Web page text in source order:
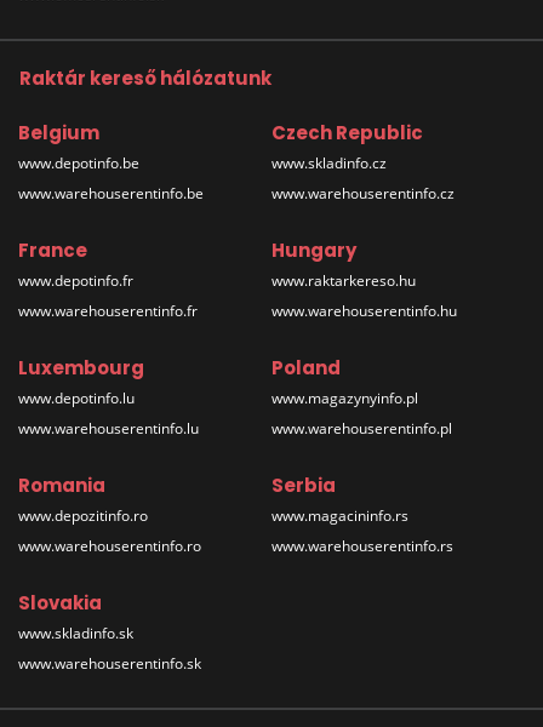
Raktár kereső hálózatunk
Belgium
www.depotinfo.be
www.warehouserentinfo.be
Czech Republic
www.skladinfo.cz
www.warehouserentinfo.cz
France
www.depotinfo.fr
www.warehouserentinfo.fr
Hungary
www.raktarkereso.hu
www.warehouserentinfo.hu
Luxembourg
www.depotinfo.lu
www.warehouserentinfo.lu
Poland
www.magazynyinfo.pl
www.warehouserentinfo.pl
Romania
www.depozitinfo.ro
www.warehouserentinfo.ro
Serbia
www.magacininfo.rs
www.warehouserentinfo.rs
Slovakia
www.skladinfo.sk
www.warehouserentinfo.sk